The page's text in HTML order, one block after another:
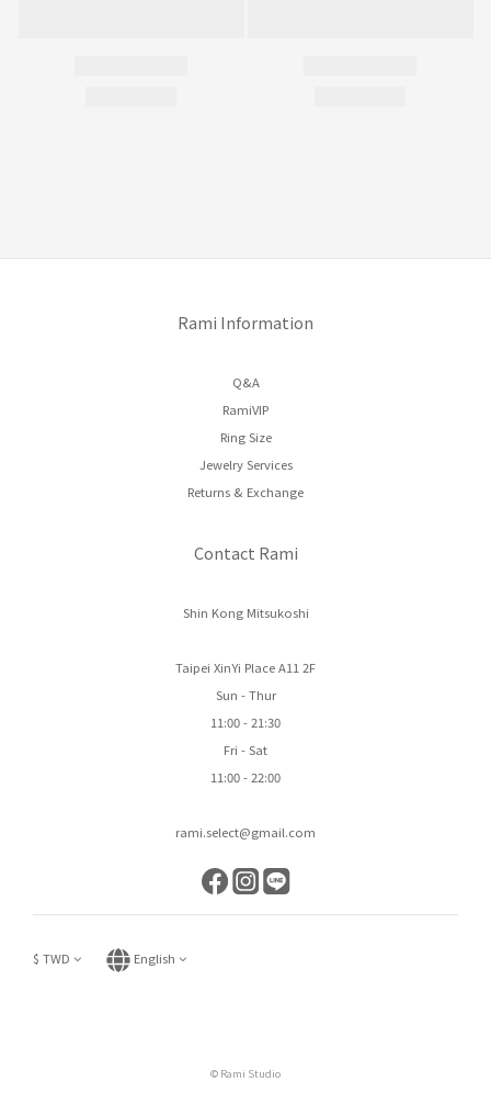
Rami Information
Q&A
RamiVIP
Ring Size
Jewelry Services
Returns & Exchange
Contact Rami
Shin Kong Mitsukoshi
Taipei XinYi Place A11 2F
Sun - Thur
11:00 - 21:30
Fri - Sat
11:00 - 22:00
rami.select@gmail.com
$ TWD English
© Rami Studio